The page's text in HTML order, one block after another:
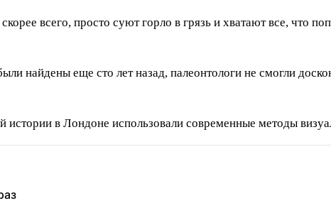
всего, просто суют горло в грязь и хватают все, что
найдены еще сто лет назад, палеонтологи не смогли
истории в Лондоне использовали современные методы